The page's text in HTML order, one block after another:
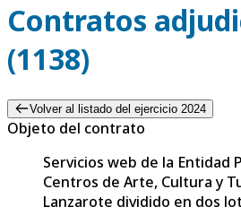
Contratos
(1138)
Volver al listado del ejercicio 2024
Objeto del contrato
Servicios web de la Entidad
Centros de Arte, Cultura y
Lanzarote dividido en dos